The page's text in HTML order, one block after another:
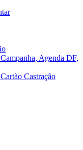
Agenda DF,
Castração